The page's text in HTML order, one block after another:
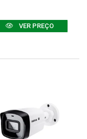
VER PREÇO